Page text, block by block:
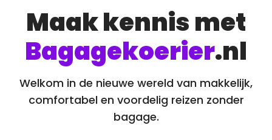
Maak kennis met
Bagagekoerier.nl
Welkom in de nieuwe wereld van makkelijk,
comfortabel en voordelig reizen zonder
bagage.